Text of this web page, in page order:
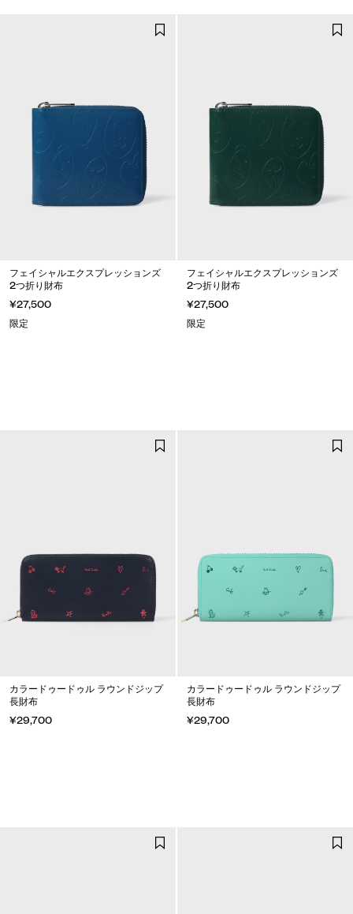
フェイシャルエクスプレッションズ
2つ折り財布
¥27,500
限定
フェイシャルエクスプレッションズ
2つ折り財布
¥27,500
限定
カラードゥードゥル ラウンドジップ
長財布
¥29,700
カラードゥードゥル ラウンドジップ
長財布
¥29,700